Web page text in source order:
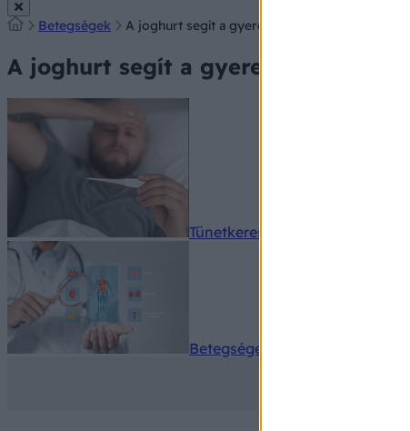
Betegségek A joghurt segít a gyerekkori cukorbaj és az
A joghurt segít a gyerekkori
Tünetkereső
Betegségek A-Z